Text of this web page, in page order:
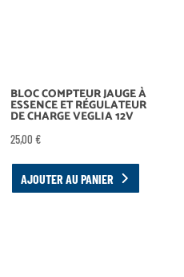
BLOC COMPTEUR JAUGE À
ESSENCE ET RÉGULATEUR
DE CHARGE VEGLIA 12V
25,00€
AJOUTER AU PANIER